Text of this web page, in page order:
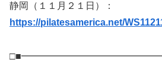
静岡（１１月２１日）：
https://pilatesamerica.net/